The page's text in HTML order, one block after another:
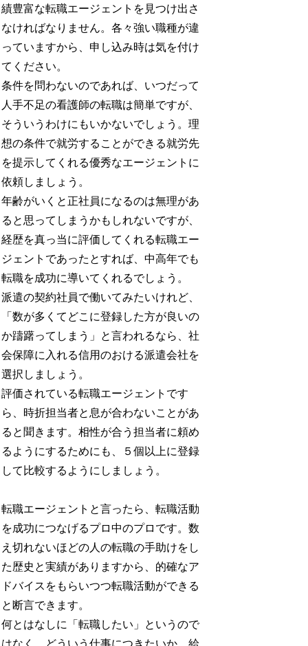
績豊富な転職エージェントを見つけ出さ
なければなりません。各々強い職種が違
っていますから、申し込み時は気を付け
てください。
条件を問わないのであれば、いつだって
人手不足の看護師の転職は簡単ですが、
そういうわけにもいかないでしょう。理
想の条件で就労することができる就労先
を提示してくれる優秀なエージェントに
依頼しましょう。
年齢がいくと正社員になるのは無理があ
ると思ってしまうかもしれないですが、
経歴を真っ当に評価してくれる転職エー
ジェントであったとすれば、中高年でも
転職を成功に導いてくれるでしょう。
派遣の契約社員で働いてみたいけれど、
「数が多くてどこに登録した方が良いの
か躊躇ってしまう」と言われるなら、社
会保障に入れる信用のおける派遣会社を
選択しましょう。
評価されている転職エージェントです
ら、時折担当者と息が合わないことがあ
ると聞きます。相性が合う担当者に頼め
るようにするためにも、５個以上に登録
して比較するようにしましょう。
転職エージェントと言ったら、転職活動
を成功につなげるプロ中のプロです。数
え切れないほどの人の転職の手助けをし
た歴史と実績がありますから、的確なア
ドバイスをもらいつつ転職活動ができる
と断言できます。
何とはなしに「転職したい」というので